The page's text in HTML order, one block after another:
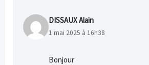
DISSAUX Alain
1 mai 2025 à 16h38
Bonjour